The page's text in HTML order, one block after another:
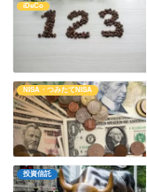
iDeCo
NISA・つみたてNISA
投資信託